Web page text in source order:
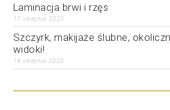
Laminacja brwi i rzęs
17 sierpnia 2020
Szczyrk, makijaże ślubne,
widoki!
14 sierpnia 2020